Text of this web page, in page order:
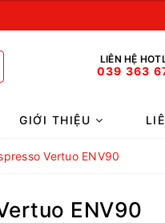
LIÊN HỆ
039 363
GIỚI THIỆU
Vertuo ENV90
ENV90